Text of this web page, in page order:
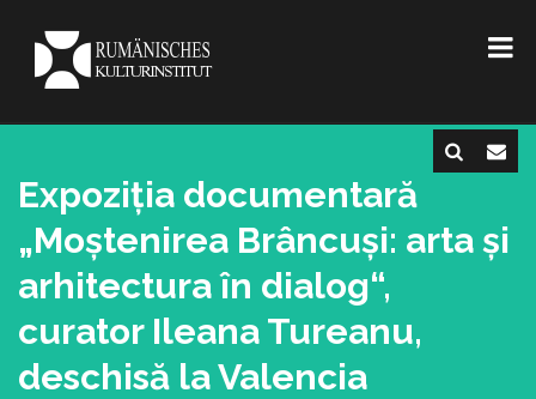
Expoziția documentară
„Moștenirea Brâncuși: arta și
arhitectura în dialog“,
curator Ileana Tureanu,
deschisă la Valencia